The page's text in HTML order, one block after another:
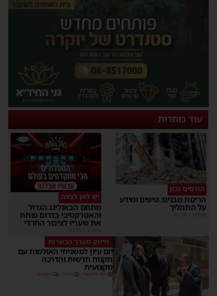
עוד כותרות
הורסים נכון
הריסת מבנים: טיפים ומידע
על התהליך
מקודם
יש לאן לצאת
מתחם הבאולינג הגדול
והאטרקטיבי בדרום פותח
את שעריו לציבור החרדי
מקודם
חיזוק מערך הכשרות
יום עיון למשגיחי האולמות עם
תקנות חדשות והדרכה
מקצועית
יוסי יחזקאלי 14:11 1 תגובות